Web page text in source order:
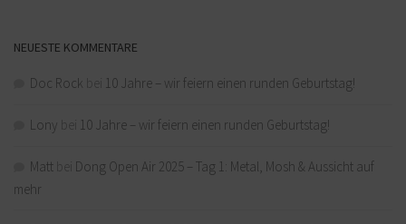
NEUESTE KOMMENTARE
Doc Rock 10 Jahre – wir feiern einen runden Geburtstag!
Lony 10 Jahre – wir feiern einen runden Geburtstag!
Matt
Dong Open Air 2025 – Tag 1: Metal, Mosh & Aussicht auf
mehr